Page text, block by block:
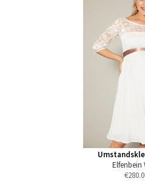
Elfenbein
€